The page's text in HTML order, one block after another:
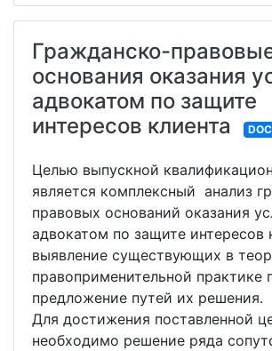
Гражданско-
основания оказания
адвокатом по защите
интересов клиента
Целью выпускной
является комплексный анализ
правовых оснований оказания
адвокатом по защите интересов
выявление существующих в
правоприменительной практике
предложение путей их решения.
Для достижения поставленной
необходимо решение ряда